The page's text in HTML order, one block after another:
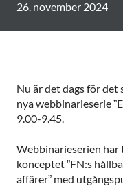
26. november 2024
Nu är det dags för
nya webbinarieserie
9.00-9.45.
Webbinarieserien har
konceptet ”FN:s
affärer” med